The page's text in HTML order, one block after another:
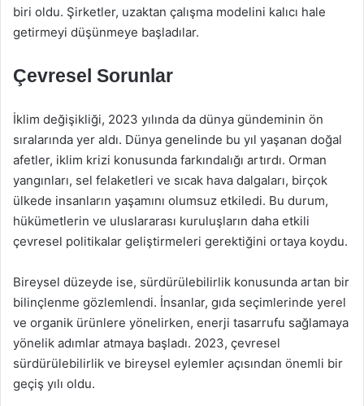
biri oldu. Şirketler, uzaktan çalışma modelini kalıcı hale
getirmeyi düşünmeye başladılar.
Çevresel Sorunlar
İklim değişikliği, 2023 yılında da dünya gündeminin ön
sıralarında yer aldı. Dünya genelinde bu yıl yaşanan doğal
afetler, iklim krizi konusunda farkındalığı artırdı. Orman
yangınları, sel felaketleri ve sıcak hava dalgaları, birçok
ülkede insanların yaşamını olumsuz etkiledi. Bu durum,
hükümetlerin ve uluslararası kuruluşların daha etkili
çevresel politikalar geliştirmeleri gerektiğini ortaya koydu.
Bireysel düzeyde ise, sürdürülebilirlik konusunda artan bir
bilinçlenme gözlemlendi. İnsanlar, gıda seçimlerinde yerel
ve organik ürünlere yönelirken, enerji tasarrufu sağlamaya
yönelik adımlar atmaya başladı. 2023, çevresel
sürdürülebilirlik ve bireysel eylemler açısından önemli bir
geçiş yılı oldu.